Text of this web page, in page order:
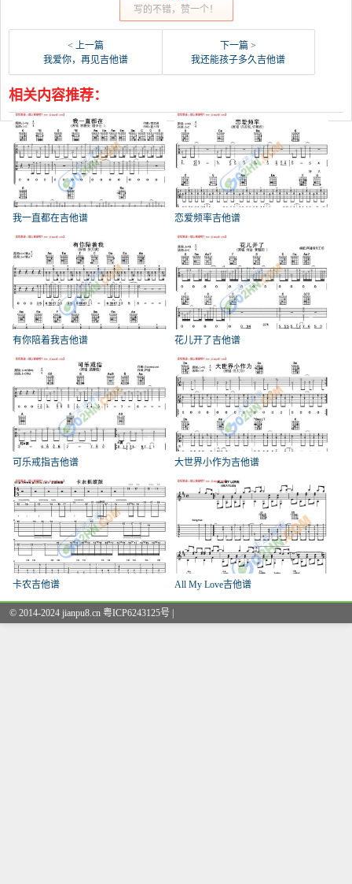
写的不错，赞一个！
< 上一篇
我爱你，再见吉他谱
下一篇 >
我还能孩子多久吉他谱
相关内容推荐：
我一直都在吉他谱 恋爱频率吉他谱
有你陪着我吉他谱 花儿开了吉他谱
可乐戒指吉他谱 大世界小作为吉他谱
卡农吉他谱 All My Love吉他谱
© 2014-2024 jianpu8.cn 粤ICP6243125号 |